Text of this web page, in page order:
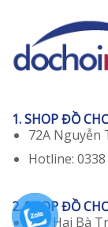
1. SHOP ĐỒ
72A Nguyễn
Hotline:
2. SHOP ĐỒ
129 Hai Bà